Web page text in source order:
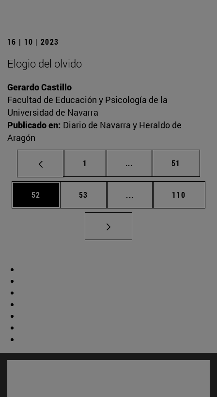
16 | 10 | 2023
Elogio del olvido
Gerardo Castillo
Facultad de Educación y Psicología de la
Universidad de Navarra
Publicado en: Diario de Navarra y Heraldo de
Aragón
Página
1 ... Páginas intermedias
Página
51
Página
52 Página
53 ... Páginas intermedias
Página
110